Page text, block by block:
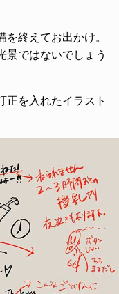
終えてお出かけ。
景ではないでしょう
正を入れたイラスト